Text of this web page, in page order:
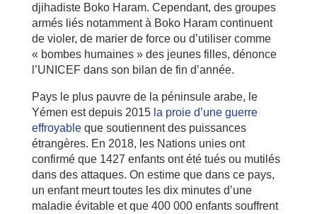
djihadiste Boko Haram. Cependant, des groupes
armés liés notamment à Boko Haram continuent
de violer, de marier de force ou d’utiliser comme
« bombes humaines » des jeunes filles, dénonce
l’UNICEF dans son bilan de fin d’année.
Pays le plus pauvre de la péninsule arabe, le
Yémen est depuis 2015 la proie d’une guerre
effroyableque soutiennent des puissances
étrangères. En 2018, les Nations unies ont
confirmé que 1427 enfants ont été tués ou mutilés
dans des attaques. On estime que dans ce pays,
un enfant meurt toutes les dix minutes d’une
maladie évitable et que 400 000 enfants souffrent